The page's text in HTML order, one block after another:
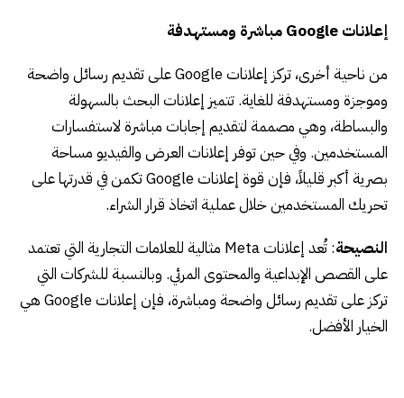
إعلانات Google مباشرة ومستهدفة
من ناحية أخرى، تركز إعلانات Google على تقديم رسائل واضحة
وموجزة ومستهدفة للغاية. تتميز إعلانات البحث بالسهولة
والبساطة، وهي مصممة لتقديم إجابات مباشرة لاستفسارات
المستخدمين. وفي حين توفر إعلانات العرض والفيديو مساحة
بصرية أكبر قليلاً، فإن قوة إعلانات Google تكمن في قدرتها على
تحريك المستخدمين خلال عملية اتخاذ قرار الشراء.
النصيحة
: تُعد إعلانات Meta مثالية للعلامات التجارية التي تعتمد
على القصص الإبداعية والمحتوى المرئي. وبالنسبة للشركات التي
تركز على تقديم رسائل واضحة ومباشرة، فإن إعلانات Google هي
الخيار الأفضل.